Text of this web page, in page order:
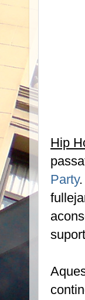
Hip
Party